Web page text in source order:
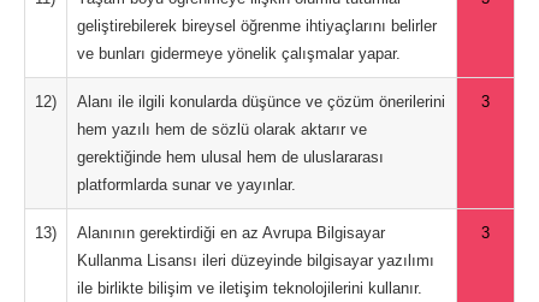
geliştirebilerek bireysel öğrenme ihtiyaçlarını belirler
ve bunları gidermeye yönelik çalışmalar yapar.
12)
Alanı ile ilgili konularda düşünce ve çözüm önerilerini
hem yazılı hem de sözlü olarak aktarır ve
gerektiğinde hem ulusal hem de uluslararası
platformlarda sunar ve yayınlar.
3
13)
Alanının gerektirdiği en az Avrupa Bilgisayar
Kullanma Lisansı ileri düzeyinde bilgisayar yazılımı
ile birlikte bilişim ve iletişim teknolojilerini kullanır.
3